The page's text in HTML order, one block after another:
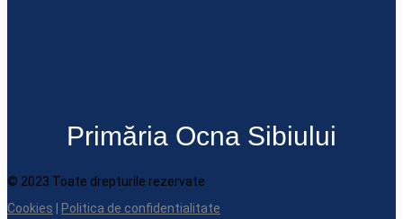
Primăria Ocna Sibiului
© 2023 Toate drepturile rezervate
Cookies
Politica de confidentialitate